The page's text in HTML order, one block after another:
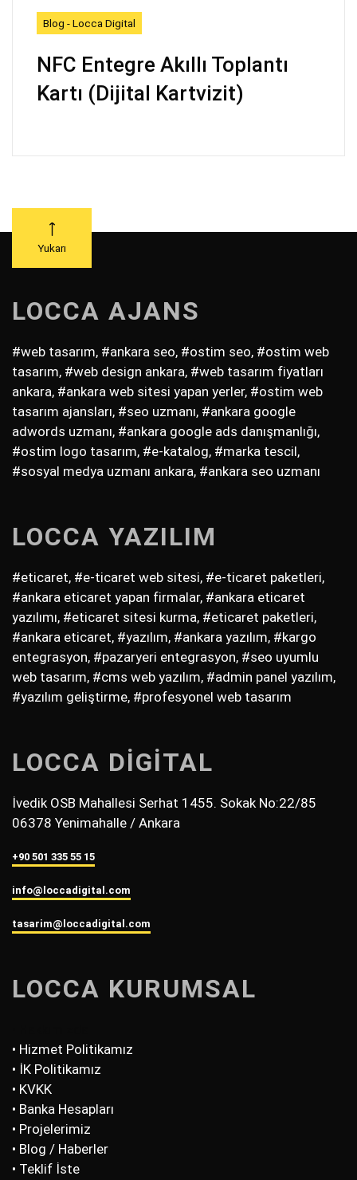
Blog - Locca Digital
NFC Entegre Akıllı Toplantı
Kartı (Dijital Kartvizit)
LOCCA AJANS
#web tasarım, #ankara seo, #ostim seo, #ostim web
tasarım, #web design ankara, #web tasarım fiyatları
ankara, #ankara web sitesi yapan yerler, #ostim web
tasarım ajansları, #seo uzmanı, #ankara google
adwords uzmanı, #ankara google ads danışmanlığı,
#ostim logo tasarım, #e-katalog, #marka tescil,
#sosyal medya uzmanı ankara, #ankara seo uzmanı
LOCCA YAZILIM
#eticaret, #e-ticaret web sitesi, #e-ticaret paketleri,
#ankara eticaret yapan firmalar, #ankara eticaret
yazılımı, #eticaret sitesi kurma, #eticaret paketleri,
#ankara eticaret, #yazılım, #ankara yazılım, #kargo
entegrasyon, #pazaryeri entegrasyon, #seo uyumlu
web tasarım, #cms web yazılım, #admin panel yazılım,
#yazılım geliştirme, #profesyonel web tasarım
LOCCA DİGİTAL
İvedik OSB Mahallesi Serhat 1455. Sokak No:22/85
06378 Yenimahalle / Ankara
+90 501 335 55 15
info@loccadigital.com
tasarim@loccadigital.com
LOCCA KURUMSAL
• Hizmet Politikamız
• İK Politikamız
• KVKK
• Banka Hesapları
• Projelerimiz
• Blog / Haberler
• Teklif İste
Yukarı